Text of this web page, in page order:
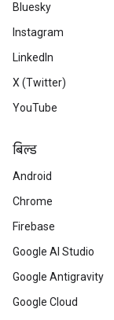
Bluesky
Instagram
LinkedIn
X (Twitter)
YouTube
बिल्ड
Android
Chrome
Firebase
Google AI Studio
Google Antigravity
Google Cloud